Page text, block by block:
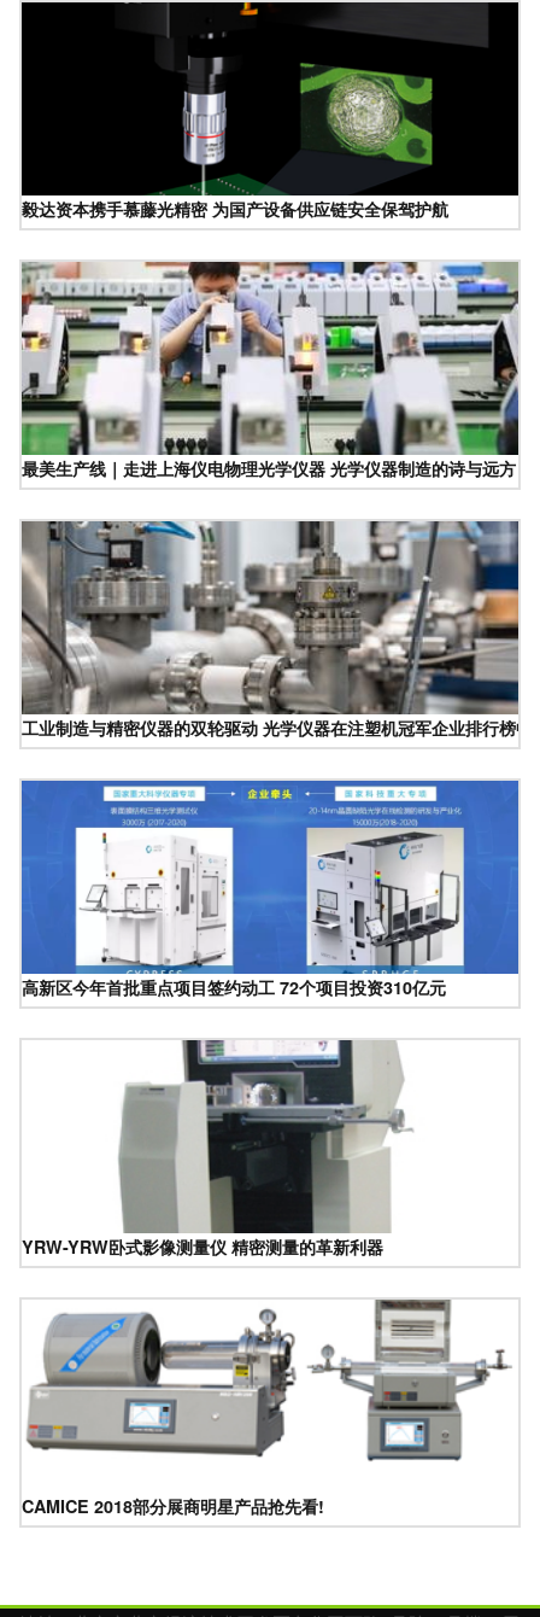
毅达资本携手慕藤光精密 为国产设备供应链安全保驾护航
最美生产线｜走进上海仪电物理光学仪器 光学仪器制造的诗与远方
工业制造与精密仪器的双轮驱动 光学仪器在注塑机冠军企业排行榜中
高新区今年首批重点项目签约动工 72个项目投资310亿元
YRW-YRW卧式影像测量仪 精密测量的革新利器
CAMICE 2018部分展商明星产品抢先看!